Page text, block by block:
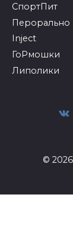
СпортПит
Перорально
Inject
ГоРмошки
Липолики
©